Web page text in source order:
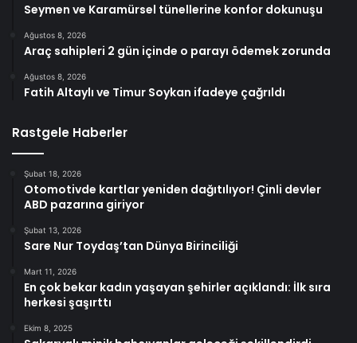
Seymen ve Karamürsel tünellerine konfor dokunuşu
Ağustos 8, 2026
Araç sahipleri 2 gün içinde o parayı ödemek zorunda
Ağustos 8, 2026
Fatih Altaylı ve Timur Soykan ifadeye çağrıldı
Rastgele Haberler
Şubat 18, 2026
Otomotivde kartlar yeniden dağıtılıyor! Çinli devler
ABD pazarına giriyor
Şubat 13, 2026
Sare Nur Toydaş’tan Dünya Birinciliği
Mart 11, 2026
En çok bekar kadın yaşayan şehirler açıklandı: İlk sıra
herkesi şaşırttı
Ekim 8, 2025